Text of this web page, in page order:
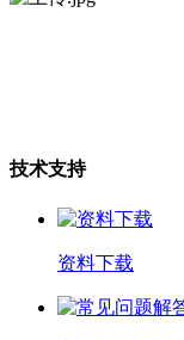
技术支持
资料下载